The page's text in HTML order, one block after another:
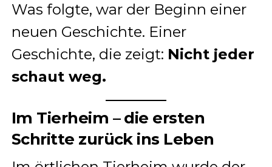
Was folgte, war der Beginn einer
neuen Geschichte. Einer
Geschichte, die zeigt: Nicht jeder
schaut weg.
Im Tierheim – die ersten
Schritte zurück ins Leben